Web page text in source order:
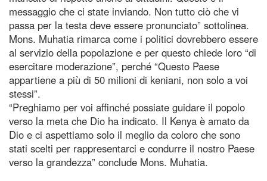
messaggio che ci state inviando. Non tutto ciò che vi
passa per la testa deve essere pronunciato” sottolinea.
Mons. Muhatia rimarca come i politici dovrebbero essere
al servizio della popolazione e per questo chiede loro “di
esercitare moderazione”, perché “Questo Paese
appartiene a più di 50 milioni di keniani, non solo a voi
stessi”.
“Preghiamo per voi affinché possiate guidare il popolo
verso la meta che Dio ha indicato. Il Kenya è amato da
Dio e ci aspettiamo solo il meglio da coloro che sono
stati scelti per rappresentarci e condurre il nostro Paese
verso la grandezza” conclude Mons. Muhatia.